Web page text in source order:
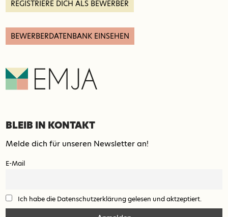
BLEIB IN KONTAKT
Melde dich für unseren Newsletter an!
E-Mail
Ich habe die Datenschutzerklärung gelesen und aktzeptiert.
REGISTRIERE DICH ALS BEWERBER
BEWERBERDATENBANK EINSEHEN